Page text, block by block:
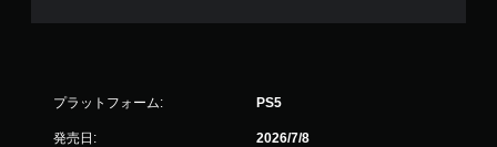
プラットフォーム: PS5
発売日: 2026/7/8